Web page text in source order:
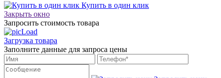
Купить в один клик
Закрыть окно
Запросить стоимость товара
Загрузка товара
Заполните данные для запроса цены